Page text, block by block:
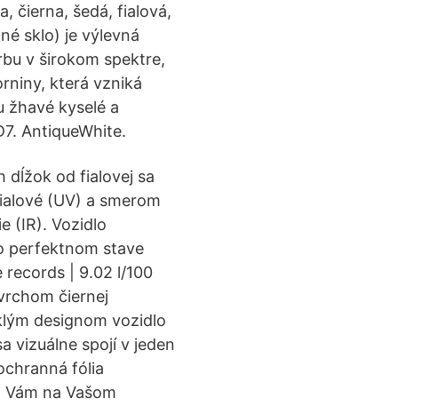
čierna, šedá, fialová,
sklo) je výlevná
v širokom spektre,
která vzniká
žhavé kyselé a
AntiqueWhite.
dĺžok od fialovej sa
(UV) a smerom
(IR). Vozidlo
perfektnom stave
records | 9.02 l/100
čiernej
designom vozidlo
vizuálne spojí v jeden
fólia
na Vašom